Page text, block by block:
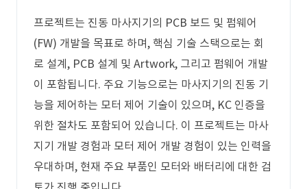
프로젝트는 진동 마사지기의 PCB 보드 및 펌웨어
(FW) 개발을 목표로 하며, 핵심 기술 스택으로는 회
로 설계, PCB 설계 및 Artwork, 그리고 펌웨어 개발
이 포함됩니다. 주요 기능으로는 마사지기의 진동 기
능을 제어하는 모터 제어 기술이 있으며, KC 인증을
위한 절차도 포함되어 있습니다. 이 프로젝트는 마사
지기 개발 경험과 모터 제어 개발 경험이 있는 인력을
우대하며, 현재 주요 부품인 모터와 배터리에 대한 검